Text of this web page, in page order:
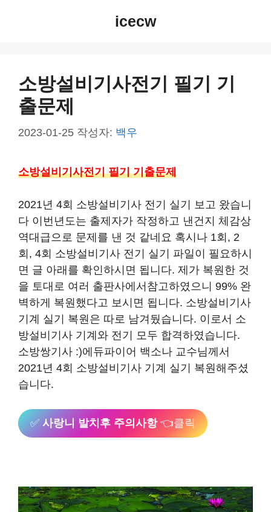
icecw
소방설비기사전기 필기 기
출문제
2023-01-25 작성자: 백우
소방설비기사전기 필기 기출문제
2021년 4회 소방설비기사 전기 실기 보고 왔습니
다 이번년도는 출제자가 작정하고 낸건지 체감상
역대급으로 문제를 낸 것 같네요 혹시나 1회, 2
회, 4회 소방설비기사 전기 실기 파일이 필요하시
면 글 아래를 확인하시면 됩니다. 제가 복원한 것
을 토대로 여러 출판사에서참고하였으니 99% 완
벽하게 복원했다고 보시면 됩니다. 소방설비기사
기계 실기 복원은 따로 남겨뒀습니다. 이로서 소
방설비기사 기계와 전기 모두 합격하였습니다.
소방쌍기사 :)에듀파이어 백소나 교수님께서
2021년 4회 소방설비기사 기계 실기 복원해주셨
습니다.
✅ 사랑니 발치후 주의사항👈클릭